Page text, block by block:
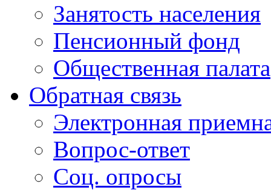
Занятость населения
Пенсионный фонд
Общественная палата
Обратная связь
Электронная
Вопрос-ответ
Соц. опросы